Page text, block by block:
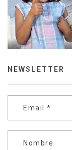
NEWSLETTER
Email *
Nombre